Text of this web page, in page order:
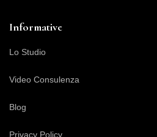
Informative
Lo Studio
Video Consulenza
Blog
Privacy Policy